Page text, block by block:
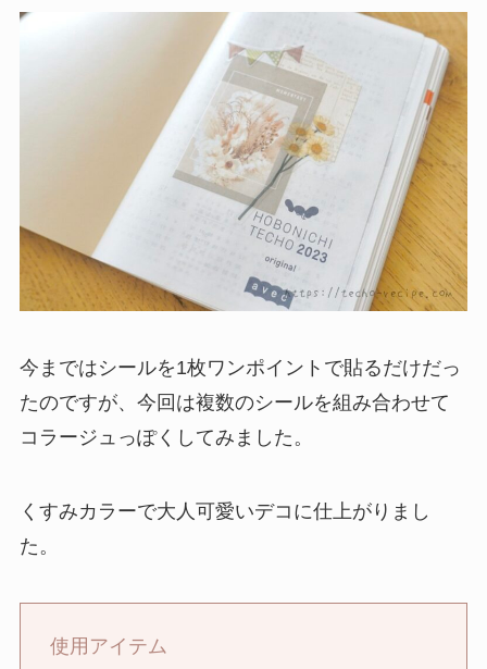
今まではシールを1枚ワンポイントで貼るだけだっ
たのですが、今回は複数のシールを組み合わせて
コラージュっぽくしてみました。
くすみカラーで大人可愛いデコに仕上がりまし
た。
使用アイテム